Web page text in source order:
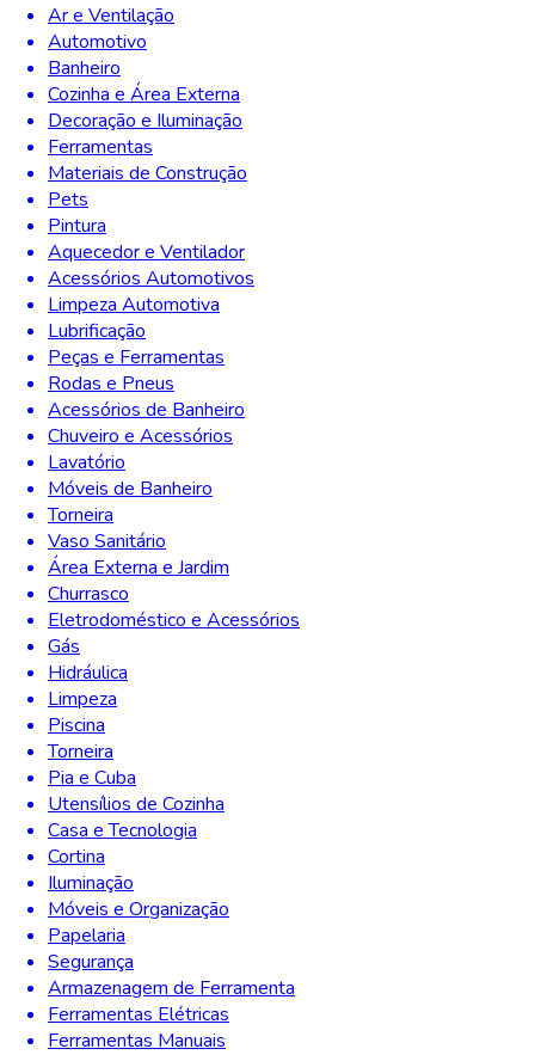
Ar e Ventilação
Automotivo
Banheiro
Cozinha e Área Externa
Decoração e Iluminação
Ferramentas
Materiais de Construção
Pets
Pintura
Aquecedor e Ventilador
Acessórios Automotivos
Limpeza Automotiva
Lubrificação
Peças e Ferramentas
Rodas e Pneus
Acessórios de Banheiro
Chuveiro e Acessórios
Lavatório
Móveis de Banheiro
Torneira
Vaso Sanitário
Área Externa e Jardim
Churrasco
Eletrodoméstico e Acessórios
Gás
Hidráulica
Limpeza
Piscina
Torneira
Pia e Cuba
Utensílios de Cozinha
Casa e Tecnologia
Cortina
Iluminação
Móveis e Organização
Papelaria
Segurança
Armazenagem de Ferramenta
Ferramentas Elétricas
Ferramentas Manuais